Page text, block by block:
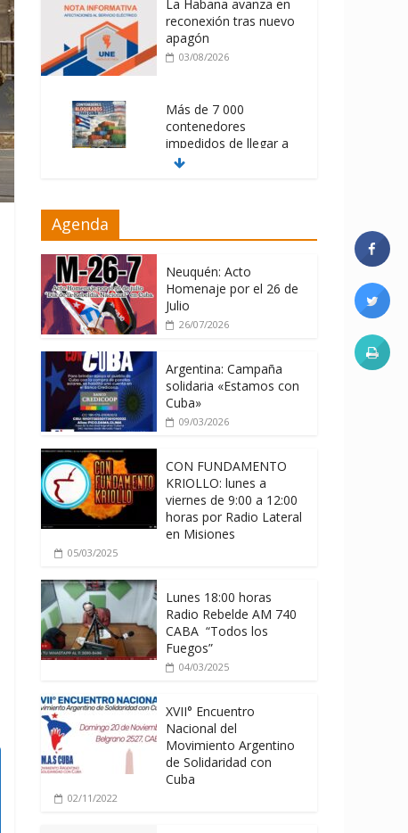
La Habana avanza en
reconexión tras nuevo
apagón
03/08/2026
Más de 7 000
contenedores
impedidos de llegar a
Cuba
memorándum con
04/08/2026
Agenda
Neuquén: Acto
Homenaje por el 26 de
Julio
26/07/2026
Argentina: Campaña
solidaria «Estamos con
Cuba»
09/03/2026
CON FUNDAMENTO
KRIOLLO: lunes a
viernes de 9:00 a 12:00
horas por Radio Lateral
en Misiones
05/03/2025
Lunes 18:00 horas
Radio Rebelde AM 740
CABA “Todos los
Fuegos”
04/03/2025
XVII° Encuentro
Nacional del
Movimiento Argentino
de Solidaridad con
Cuba
02/11/2022